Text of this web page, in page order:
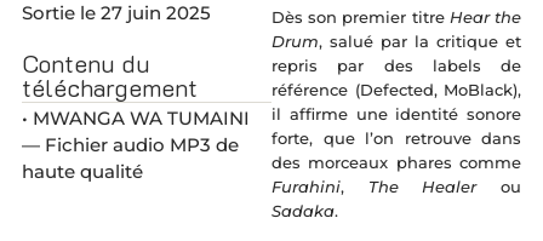
Sortie le 27 juin 2025
Contenu du
téléchargement
• MWANGA WA TUMAINI
— Fichier audio MP3 de
haute qualité
Dès son premier titre Hear the
Drum, salué par la critique et
repris par des labels de
référence (Defected, MoBlack),
il affirme une identité sonore
forte, que l’on retrouve dans
des morceaux phares comme
Furahini, The Healerou
Sadaka.